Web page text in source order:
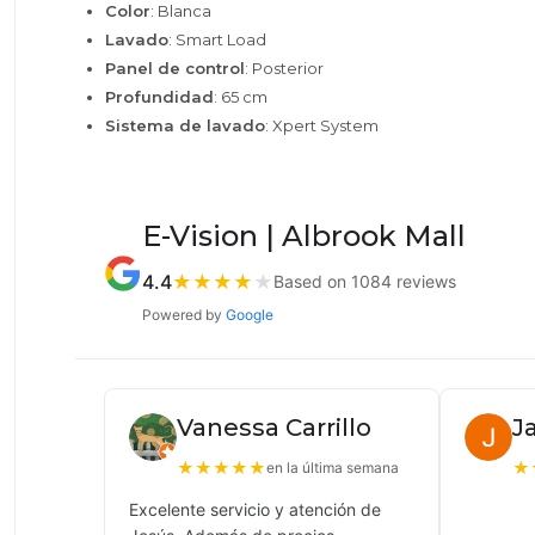
Color: Blanca
Lavado: Smart Load
Panel de control: Posterior
Profundidad: 65 cm
Sistema de lavado: Xpert System
E-Vision | Albrook Mall
4.4★ ★ ★ ★ ★ Based on 1084 reviews
Powered by Google
Vanessa Carrillo
★★★★★en la última semana
Excelente servicio y atención de
★